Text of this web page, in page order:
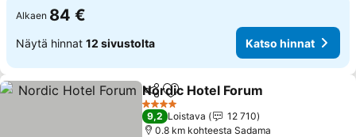
Alkaen 84 €
Näytä hinnat 12 sivustolta Katso hinnat
Jaa Lisää suosikkeihin
Nordic Hotel Forum
4 Tähtiluokitus
9,2 Loistava
12 710
0.8 km kohteesta Sadama